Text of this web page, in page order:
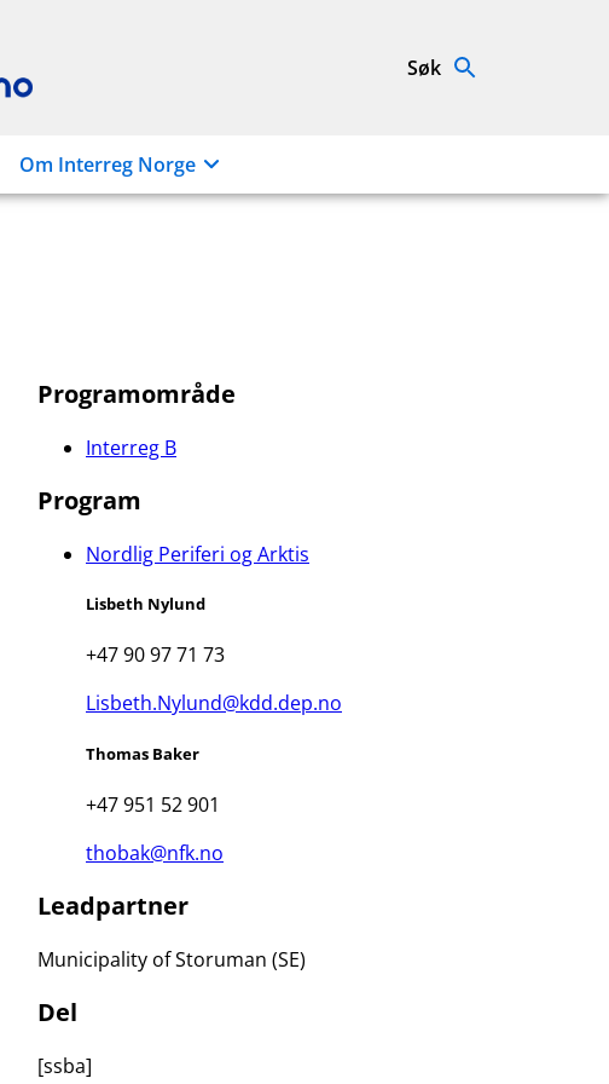
Søk
Om Interreg Norge
Programområde
Interreg B
Program
Nordlig Periferi og Arktis
Lisbeth Nylund
+47 90 97 71 73
Lisbeth.Nylund@kdd.dep.no
Thomas Baker
+47 951 52 901
thobak@nfk.no
Leadpartner
Municipality of Storuman (SE)
Del
[ssba]